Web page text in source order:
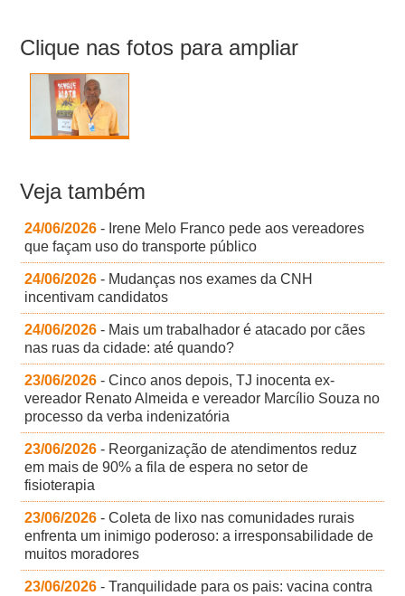
Clique nas fotos para ampliar
Veja também
24/06/2026 - Irene Melo Franco pede aos vereadores
que façam uso do transporte público
24/06/2026 - Mudanças nos exames da CNH
incentivam candidatos
24/06/2026 - Mais um trabalhador é atacado por cães
nas ruas da cidade: até quando?
23/06/2026 - Cinco anos depois, TJ inocenta ex-
vereador Renato Almeida e vereador Marcílio Souza no
processo da verba indenizatória
23/06/2026 - Reorganização de atendimentos reduz
em mais de 90% a fila de espera no setor de
fisioterapia
23/06/2026 - Coleta de lixo nas comunidades rurais
enfrenta um inimigo poderoso: a irresponsabilidade de
muitos moradores
23/06/2026 - Tranquilidade para os pais: vacina contra